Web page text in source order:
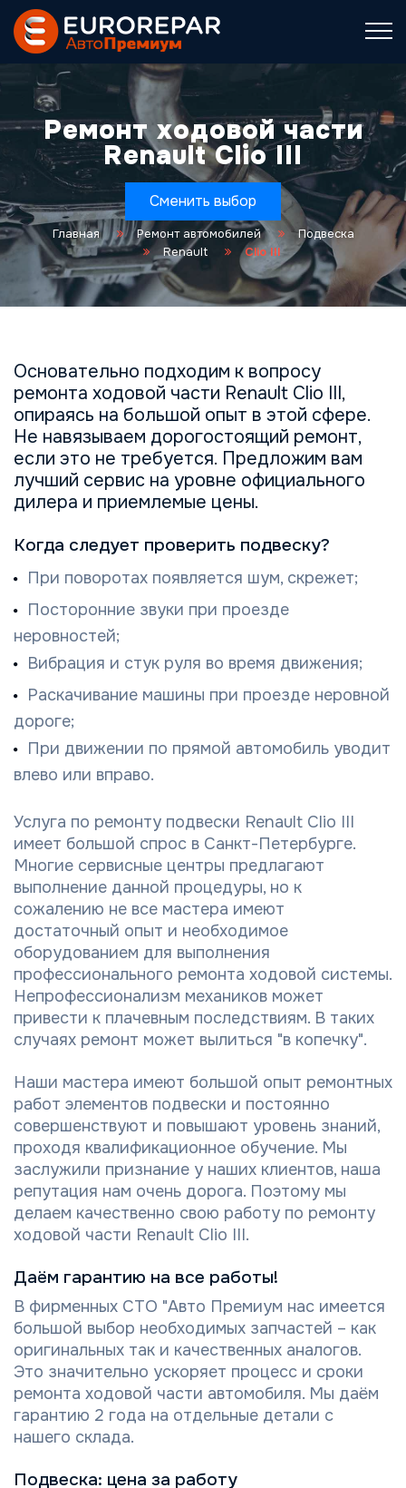
Ремонт ходовой части
Renault Clio III
Сменить выбор
Главная Ремонт автомобилей
Подвеска
Renault
Clio III
Основательно подходим к вопросу
ремонта ходовой части Renault Clio III,
опираясь на большой опыт в этой сфере.
Не навязываем дорогостоящий ремонт,
если это не требуется. Предложим вам
лучший сервис на уровне официального
дилера и приемлемые цены.
Когда следует проверить подвеску?
При поворотах появляется шум, скрежет;
Посторонние звуки при проезде
неровностей;
Вибрация и стук руля во время движения;
Раскачивание машины при проезде неровной
дороге;
При движении по прямой автомобиль уводит
влево или вправо.
Услуга по ремонту подвески Renault Clio III
имеет большой спрос в Санкт-Петербурге.
Многие сервисные центры предлагают
выполнение данной процедуры, но к
сожалению не все мастера имеют
достаточный опыт и необходимое
оборудованием для выполнения
профессионального ремонта ходовой системы.
Непрофессионализм механиков может
привести к плачевным последствиям. В таких
случаях ремонт может вылиться "в копечку".
Наши мастера имеют большой опыт ремонтных
работ элементов подвески и постоянно
совершенствуют и повышают уровень знаний,
проходя квалификационное обучение. Мы
заслужили признание у наших клиентов, наша
репутация нам очень дорога. Поэтому мы
делаем качественно свою работу по ремонту
ходовой части Renault Clio III.
Даём гарантию на все работы!
В фирменных СТО "Авто Премиум нас имеется
большой выбор необходимых запчастей – как
оригинальных так и качественных аналогов.
Это значительно ускоряет процесс и сроки
ремонта ходовой части автомобиля. Мы даём
гарантию 2 года на отдельные детали с
нашего склада.
Подвеска: цена за работу